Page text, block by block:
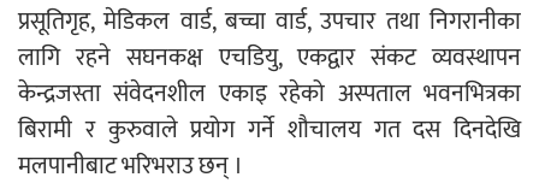
प्रतिस्पर्धाबिनाको नियुक्ति बदरबारे अन्तरिम
आदेश निक्र्योल गर्न असार ६ मा पेसी
प्रसूतिगृह, मेडिकल वार्ड, बच्चा वार्ड, उपचार तथा निगरानीका
लागि रहने सघनकक्ष एचडियु, एकद्वार संकट व्यवस्थापन
केन्द्रजस्ता संवेदनशील एकाइ रहेको अस्पताल भवनभित्रका
बिरामी र कुरुवाले प्रयोग गर्ने शौचालय गत दस दिनदेखि
मलपानीबाट भरिभराउ छन् ।